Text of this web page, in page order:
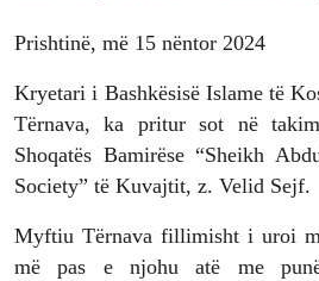
Prishtinë, më 15 nëntor 2024
Kryetari i Bashkësisë Islame të
Tërnava, ka pritur sot në
Shoqatës Bamirëse “Sheikh
Society” të Kuvajtit, z. Velid Sejf.
Myftiu Tërnava fillimisht i uroi
më pas e njohu atë me